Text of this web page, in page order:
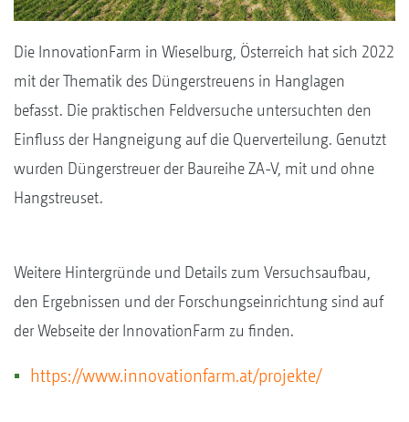
Die InnovationFarm in Wieselburg, Österreich hat sich 2022
mit der Thematik des Düngerstreuens in Hanglagen
befasst. Die praktischen Feldversuche untersuchten den
Einfluss der Hangneigung auf die Querverteilung. Genutzt
wurden Düngerstreuer der Baureihe ZA-V, mit und ohne
Hangstreuset.
Weitere Hintergründe und Details zum Versuchsaufbau,
den Ergebnissen und der Forschungseinrichtung sind auf
der Webseite der InnovationFarm zu finden.
https://www.innovationfarm.at/projekte/